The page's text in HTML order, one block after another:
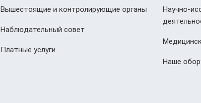
Вышестоящие и контролирующие органы
Наблюдательный совет
Платные услуги
Научно-
Наше